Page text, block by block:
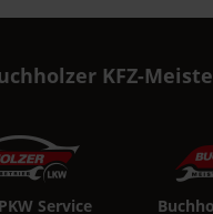
KFZ-
Service